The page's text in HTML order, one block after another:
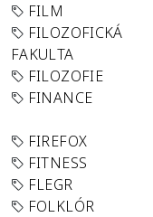
FILM
FILOZOFICKÁ
FAKULTA
FILOZOFIE
FINANCE
FIREFOX
FITNESS
FLEGR
FOLKLÓR